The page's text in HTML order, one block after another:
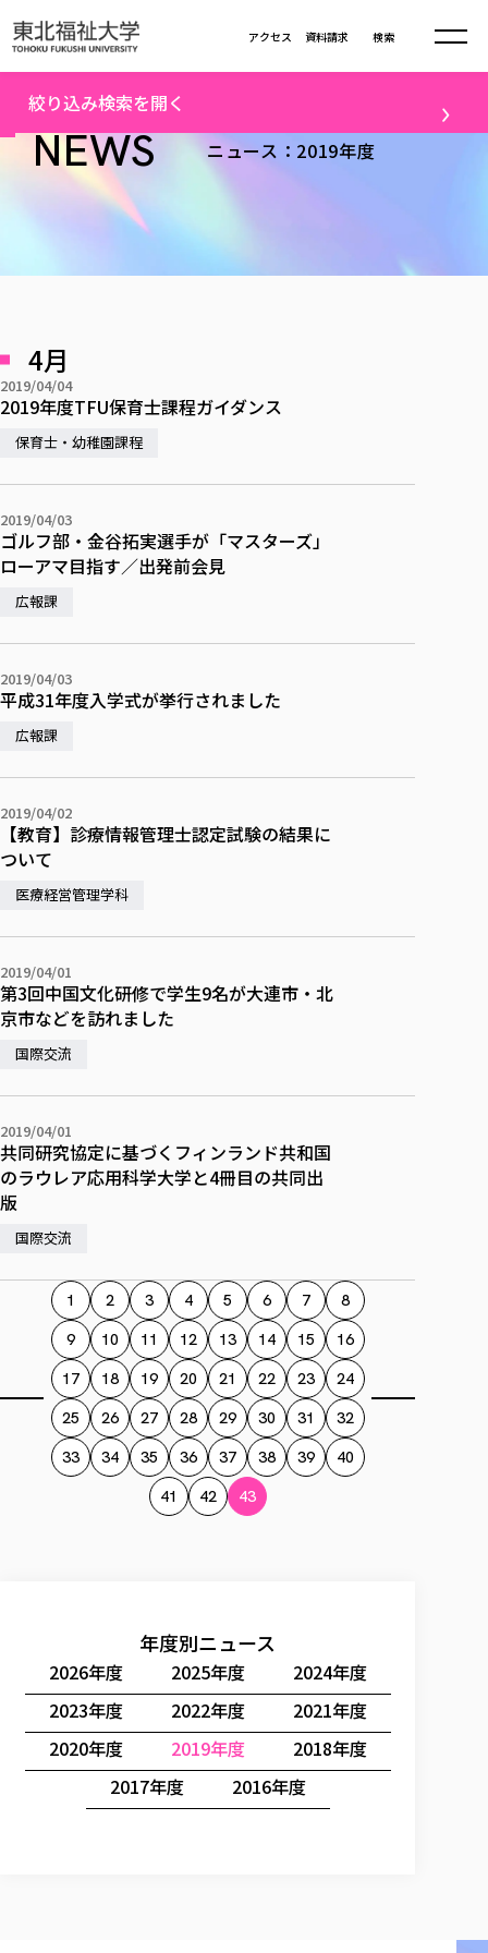
資料請求
アクセス 検索
建学の精神・教育の理念
学長室の窓
教育方針
大学の概要
大学の歩み
学生・教職員・卒業生数
校歌の歴史
校章・マーク・カラー
寄附の受け入れ
関連法人
キャンパス案内
大学の取り組み
大学の取り組み
社会連携・研究
カリキュラム編成ガイドライン
本学のシラバスについて
一般事業主行動計画
公的資金等の不正使用の防止に関する基本方針
研究活動における不正行為の防止等に関する対応
大学広報誌「TFU Newsletter 東北福祉大学通信」
初年次教育（リエゾンゼミⅠ）について
リエゾンゼミ・ナビ（テキスト等）
放射線モニタリング測定結果（国見キャンパス）
ガバナンス・コード
中期事業計画
事業計画／財務・事業報告
大学評価
IR情報
学校教育法施行規則第172条の2に基づく情報公開
教職課程における情報の公表
学部・学科等設置計画履行状況報告書
情報公開規程
学部・大学院
学部・大学院TOP
総合福祉学部
社会福祉学科
福祉心理学科
共生まちづくり学部
共生まちづくり学部
教育学部
教育学科
健康科学部
保健看護学科
リハビリテーション学科
医療経営管理学科
産業福祉マネジメント学科
情報福祉マネジメント学科
総合福祉学研究科 社会福祉学専攻 博士課程
教育学研究科 教育学専攻 修士課程
通信教育部
通信教育部
通信制大学院 総合福祉学研究科 社会福祉学専攻 修士課程
通信制大学院 総合福祉学研究科 福祉心理学専攻 修士課程
カリキュラム（学部・大学院）
その他の就学機会
学びの特徴
ICT教育
初年次教育（リエゾンゼミⅠ）
実学臨床教育（総合福祉学部のみ履修可能）
教育実践活動（教育学科学生のみ受講可能）
禅のこころ
教員紹介・業績
学びのサポート
学びのサポート
学費（学部学科）
授業料減免・奨学金等
学生生活サポート
社会人学生の育児支援（一時預かり）
学生総合補償制度
スポーツ傷害保険
入学試験
デジタルパンフ
進学相談会
オープンキャンパス
取得可能な資格・免許
東北福祉大学のキャリアサポート
東北福祉大学のキャリアサポート
東北福祉大学のキャリア教育
採用ご担当者様へ
センター長の挨拶
求人の受付について
単独学内説明会のご案内
在学生の方
在学生の方
卒業生の方
卒業生の方
卒業後のキャリア支援体制
在学生による訪問、情報提供へのご協力のお願い
卒業生アンケート
よくあるご質問
課外活動
体育会・運動サークル紹介
大学指定団体紹介
国際交流TOP
交換留学生 Exchange students
外国人在学生
Prospective Students
学生支援センター国際交流の活動
スタッフ紹介
ニュース一覧
社会連携・研究
東北福祉大学の研究活動
東北福祉大学の研究活動
東北福祉大学の研究紹介
共同研究等をご検討の皆様へ
教職研究
芹沢銈介美術工芸館年報
東北福祉大学機関リポジトリ
東北福祉大学オープンアクセス方針
産学・産学官連携
産学・産学官連携
「高齢者のフレイル予防及びデジタルデバイド解消に向けた産
高齢者施設特化型モジュラー車いす開発
社会貢献・地域連携活動
社会貢献・地域連携活動
各種社会貢献活動の窓口
伝承講座「311『伝える／備える』次世代塾」
JICA草の根技術協力事業
生涯学習・社会人講座
自治体・団体等との主な協定
研究所について
研究者のご紹介
生涯教育・キャリア教育
生涯学習・社会人講座
特別支援教育研究室
TFU教育フォーラム
施設利用
NEWS ニュース：2019年度
絞り込み検索を開く
テーマ
すべて
配信対象
すべて
高校の先生向け
地域・一般向け
保護者向け
4月
2019/04/04
2019年度TFU保育士課程ガイダンス
保育士・幼稚園課程
2019/04/03
ゴルフ部・金谷拓実選手が「マスターズ」
ローアマ目指す／出発前会見
広報課
2019/04/03
平成31年度入学式が挙行されました
広報課
2019/04/02
【教育】診療情報管理士認定試験の結果に
ついて
医療経営管理学科
2019/04/01
第3回中国文化研修で学生9名が大連市・北
京市などを訪れました
国際交流
2019/04/01
共同研究協定に基づくフィンランド共和国
のラウレア応用科学大学と4冊目の共同出
版
国際交流
1 2 3 4 5 6 7
8
9
10 11 12 13 14 15
16
17
18 19 20 21 22 23
24
25
26 27 28 29 30 31
32
33
34 35 36 37 38 39
40
41
42 43
年度別ニュース
2026年度 2025年度
2024年度
2023年度
2022年度
2021年度
2020年度
2019年度
2018年度
2017年度
2016年度